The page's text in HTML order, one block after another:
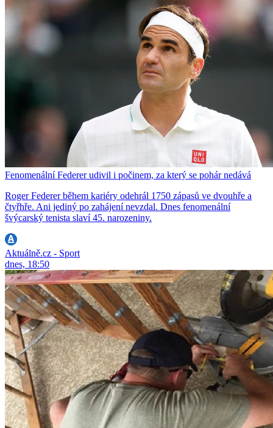
Fenomenální Federer udivil i počinem, za který se pohár nedává
Roger Federer během kariéry odehrál 1750 zápasů ve dvouhře a
čtyřhře. Ani jediný po zahájení nevzdal. Dnes fenomenální
švýcarský tenista slaví 45. narozeniny.
Aktuálně.cz - Sport
dnes, 18:50